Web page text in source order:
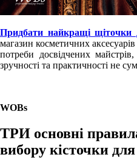
Придбати найкращі
магазин косметичних
потреби досвідчених
зручності та практичності не
WOBs
ТРИ основні
вибору кісточки